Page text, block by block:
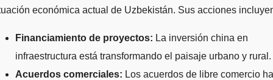
económica actual de Uzbekistán. Sus acciones
Financiamiento de proyectos: La inversión china en
infraestructura está transformando el paisaje urbano y rural.
Acuerdos comerciales: Los acuerdos de libre comercio